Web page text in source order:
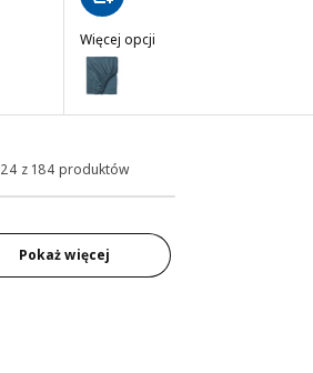
Więcej opcji
DVALA
Wariant: DVALA,
Wariant: DVALA, Prześcieradło
24 z 184 produktów
Pokaż więcej